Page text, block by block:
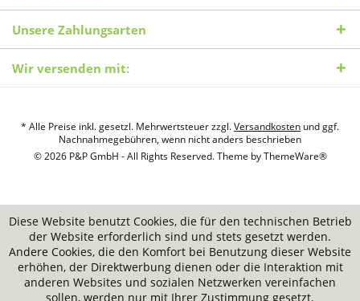
Unsere Zahlungsarten
Wir versenden mit:
* Alle Preise inkl. gesetzl. Mehrwertsteuer zzgl.Versandkosten und ggf.
Nachnahmegebühren, wenn nicht anders beschrieben
© 2026 P&P GmbH - All Rights Reserved. Theme byThemeWare®
Diese Website benutzt Cookies, die für den technischen Betrieb
der Website erforderlich sind und stets gesetzt werden.
Andere Cookies, die den Komfort bei Benutzung dieser Website
erhöhen, der Direktwerbung dienen oder die Interaktion mit
anderen Websites und sozialen Netzwerken vereinfachen
sollen, werden nur mit Ihrer Zustimmung gesetzt.